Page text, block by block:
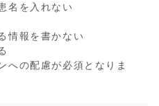
名を入れない
情報を書かない
への配慮が必須となりま